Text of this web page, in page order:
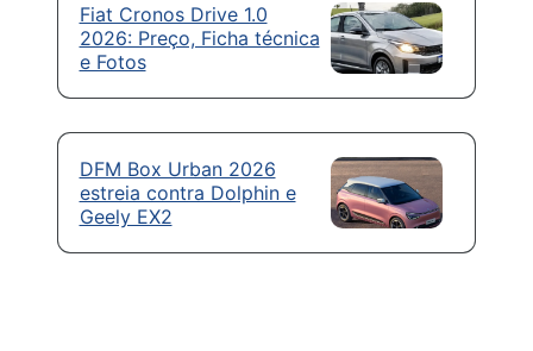
Fiat Cronos Drive 1.0
2026: Preço, Ficha técnica
e Fotos
DFM Box Urban 2026
estreia contra Dolphin e
Geely EX2